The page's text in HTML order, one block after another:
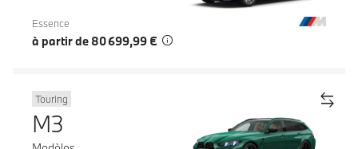
Essence
à partir de 80 699,99 €
Touring
M3